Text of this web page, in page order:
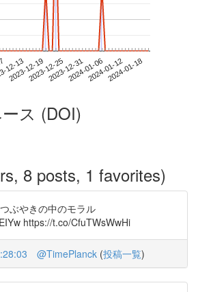
12-13
2023-12-192023-12-252023-12-312024-01-062024-01-122024-01-18
ス (DOI)
8 posts, 1 favorites)
ぶやきの中のモラル
https://t.co/CfuTWsWwHi
@TimePlanck (投稿一覧)